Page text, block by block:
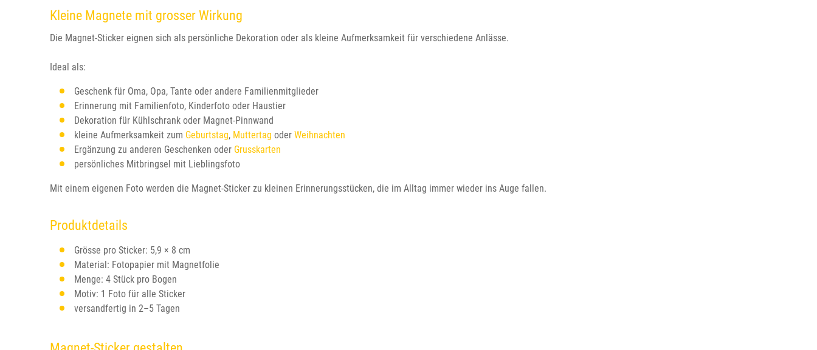
Kleine Magnete mit grosser Wirkung
Die Magnet-Sticker eignen sich als persönliche Dekoration oder als kleine Aufmerksamkeit für verschiedene Anlässe.
Ideal als:
Geschenk für Oma, Opa, Tante oder andere Familienmitglieder
Erinnerung mit Familienfoto, Kinderfoto oder Haustier
Dekoration für Kühlschrank oder Magnet-Pinnwand
kleine Aufmerksamkeit zum Geburtstag, Muttertag oder Weihnachten
Ergänzung zu anderen Geschenken oder Grusskarten
persönliches Mitbringsel mit Lieblingsfoto
Mit einem eigenen Foto werden die Magnet-Sticker zu kleinen Erinnerungsstücken, die im Alltag immer wieder ins Auge fallen.
Produktdetails
Grösse pro Sticker: 5,9 × 8 cm
Material: Fotopapier mit Magnetfolie
Menge: 4 Stück pro Bogen
Motiv: 1 Foto für alle Sticker
versandfertig in 2–5 Tagen